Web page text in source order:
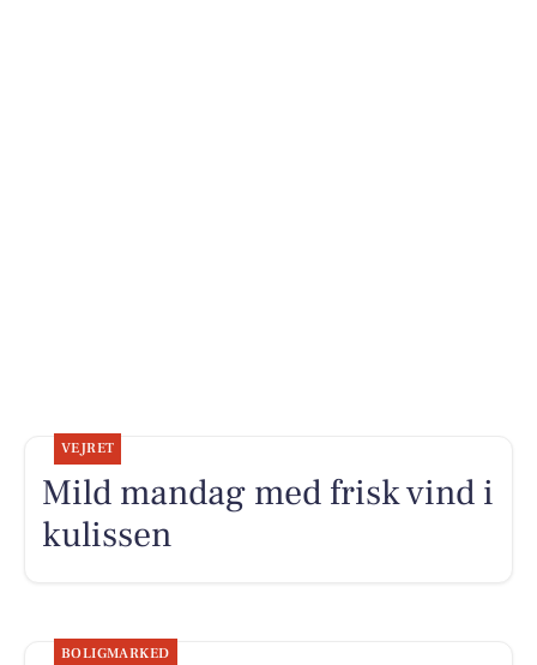
VEJRET
Mild mandag med frisk vind i
kulissen
BOLIGMARKED